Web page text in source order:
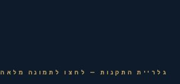
גלריית התקנות — לחצו לתמונה מלאה